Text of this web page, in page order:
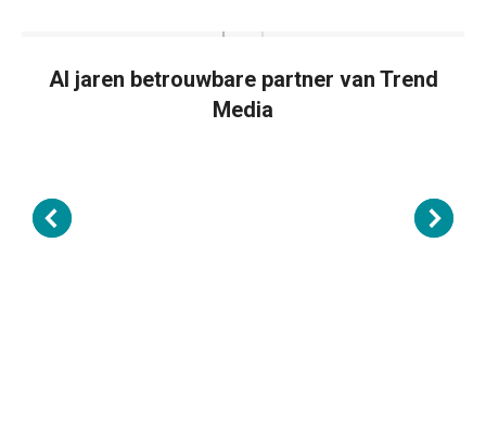
Al jaren betrouwbare partner van Trend
Media